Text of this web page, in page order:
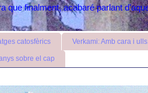
que finalment, acabaré parlant
catosfèrics Verkami: Amb cara i
sobre el cap